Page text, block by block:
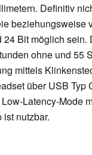
Definitiv
beziehungsweise
24 Bit möglich
ohne und 55
mittels
über USB
Latency-Mode
nutzbar.